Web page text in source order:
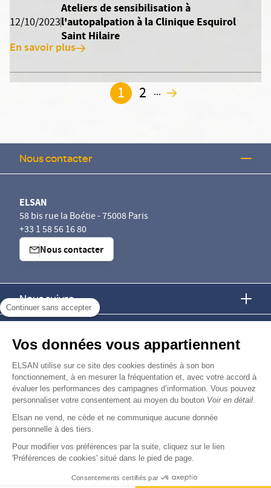
Continuer sans accepter
Vos données vous appartiennent
ELSAN utilise sur ce site des cookies destinés à son bon
fonctionnement, à en mesurer la fréquentation et, avec votre accord à
évaluer les performances des campagnes d’information. Vous pouvez
personnaliser votre consentement au moyen du bouton Voir en détail
Elsan ne vend, ne cède et ne communique aucune donnée
personnelle à des tiers.
Pour modifier vos préférences par la suite, cliquez sur le lien
'Préférences de cookies' situé dans le pied de page.
Consentements certifiés par
12/10/2023
Ateliers de sensibilisation à
l'autopalpation à la Clinique Esquirol
Saint Hilaire
En savoir plus
1 2 ... 2
Nous contacter
ELSAN
58 bis rue la Boétie - 75008 Paris
+33 1 58 56 16 80
Nous contacter
Nous suivre
Nous rejoindre
Devenir fournisseur
© Copyright 2026 Elsan
Mentions Légales-Données personnelles
Agence digitale : VOID